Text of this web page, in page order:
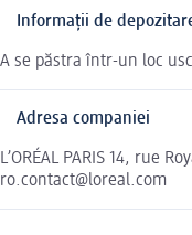
Informații de
A se păstra într-un loc
Adresa companiei
L’ORÉAL PARIS 14, rue
ro.contact@loreal.com